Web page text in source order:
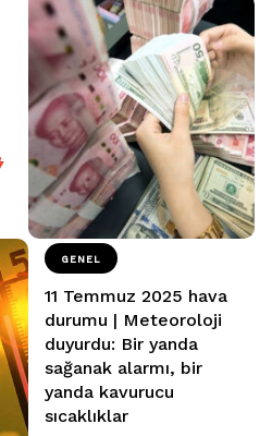
GENEL
11 Temmuz 2025 hava
durumu | Meteoroloji
duyurdu: Bir yanda
sağanak alarmı, bir
yanda kavurucu
sıcaklıklar